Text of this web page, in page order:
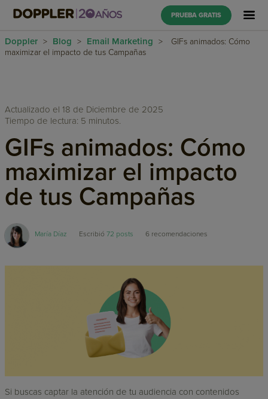
PRUEBA GRATIS
Doppler > Blog > Email Marketing >
GIFs animados: Cómo
maximizar el impacto de tus Campañas
Actualizado el 18 de Diciembre de 2025
Tiempo de lectura: 5 minutos.
GIFs animados: Cómo
maximizar el impacto
de tus Campañas
María Díaz Escribió72 posts 6 recomendaciones
Si buscas captar la atención de tu audiencia con contenidos